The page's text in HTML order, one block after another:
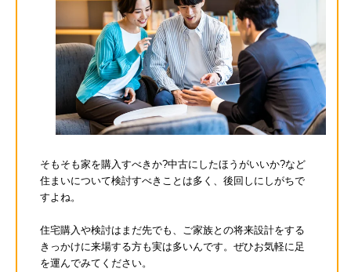
そもそも家を購入すべきか?中古にしたほうがいいか?など
住まいについて検討すべきことは多く、後回しにしがちで
すよね。
住宅購入や検討はまだ先でも、ご家族との将来設計をする
きっかけに来場する方も実は多いんです。ぜひお気軽に足
を運んでみてください。